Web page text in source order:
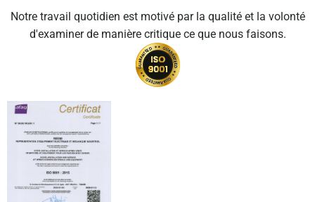
Notre travail quotidien est motivé par la qualité et la volonté
d'examiner de manière critique ce que nous faisons.